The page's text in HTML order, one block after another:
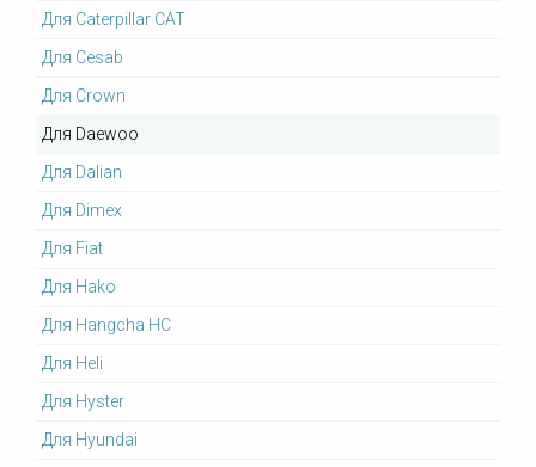
Для Caterpillar CAT
Для Cesab
Для Crown
Для Daewoo
Для Dalian
Для Dimex
Для Fiat
Для Hako
Для Hangcha HC
Для Heli
Для Hyster
Для Hyundai